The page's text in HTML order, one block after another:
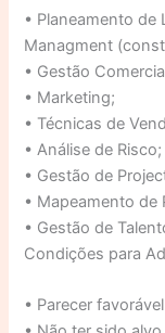
• Planeamento de
Managment
• Gestão
• Marketing;
• Técnicas de
• Análise de Risco;
• Gestão de
• Mapeamento de
• Gestão de
Condições para
• Parecer